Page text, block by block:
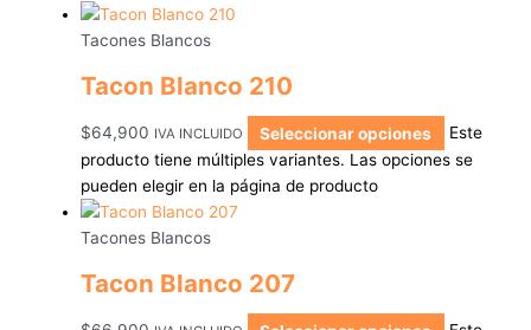
Tacones Blancos
Tacon Blanco 210
$64,900 IVA INCLUIDO Seleccionar opciones
Este
producto tiene múltiples variantes. Las opciones se
pueden elegir en la página de producto
Tacones Blancos
Tacon Blanco 207